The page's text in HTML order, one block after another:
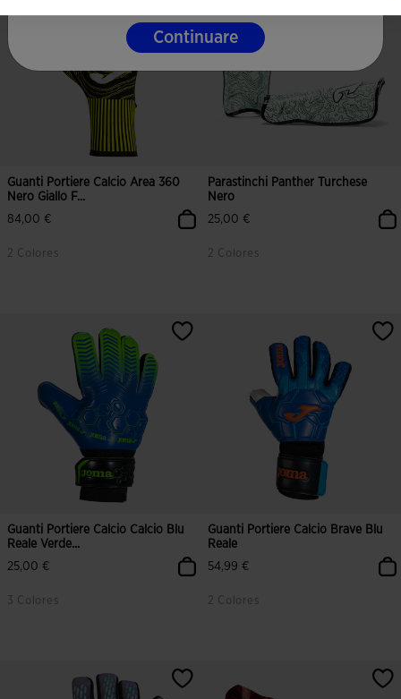
Guanti Portiere Calcio Area 360
Nero Giallo F...
84,00 €
2 Colores
Parastinchi Panther Turchese
Nero
25,00 €
2 Colores
4,9 su 5 valutazione dei clienti
Guanti Portiere Calcio Calcio Blu
Reale Verde...
25,00 €
3 Colores
Guanti Portiere Calcio Brave Blu
Reale
54,99 €
2 Colores
Continuare